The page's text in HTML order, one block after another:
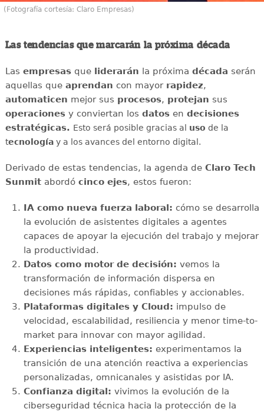
(Fotografía cortesía: Claro Empresas)
Las tendencias que marcarán la próxima década
Las empresasqueliderarán la próxima década serán
aquellas queaprendan con mayor rapidez,
automaticen mejor sus procesos, protejan sus
operacionesy conviertan los datosen decisiones
estratégicas. Esto será posible gracias al uso de la
tecnologíay a los avances del entorno digital.
Derivado de estas tendencias, la agenda de Claro Tech
Sunmitabordó cinco ejes, estos fueron:
IA como nueva fuerza laboral: cómo se desarrolla
la evolución de asistentes digitales a agentes
capaces de apoyar la ejecución del trabajo y mejorar
la productividad.
Datos como motor de decisión: vemos la
transformación de información dispersa en
decisiones más rápidas, confiables y accionables.
Plataformas digitales y Cloud: impulso de
velocidad, escalabilidad, resiliencia y menor time-to-
market para innovar con mayor agilidad.
Experiencias inteligentes: experimentamos la
transición de una atención reactiva a experiencias
personalizadas, omnicanales y asistidas por IA.
Confianza digital: vivimos la evolución de la
ciberseguridad técnica hacia la protección de la